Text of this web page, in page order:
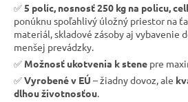
✅ 5 políc, nosnosť 250 kg na policu,
ponúknu spoľahlivý úložný priestor na
materiál, skladové zásoby aj vybavenie
menšej prevádzky.
✅ Možnosť ukotvenia k stene pre
✅Vyrobené v EÚ – žiadny dovoz, ale
dlhou životnosťou